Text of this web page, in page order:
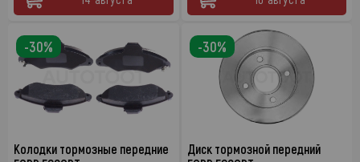
Колодки тормозные передние
-30%
Диск тормозной передний
-30%